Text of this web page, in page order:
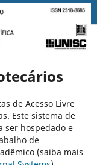
de Acesso Livre
Este sistema de
ser hospedado e
de
(saiba mais